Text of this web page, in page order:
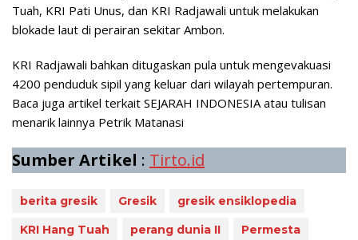
Tuah, KRI Pati Unus, dan KRI Radjawali untuk melakukan
blokade laut di perairan sekitar Ambon.
KRI Radjawali bahkan ditugaskan pula untuk mengevakuasi
4200 penduduk sipil yang keluar dari wilayah pertempuran.
Baca juga artikel terkait SEJARAH INDONESIA atau tulisan
menarik lainnya Petrik Matanasi
Sumber Artikel : Tirto.id
berita gresik Gresik
gresik ensiklopedia
KRI Hang Tuah
perang dunia II
Permesta